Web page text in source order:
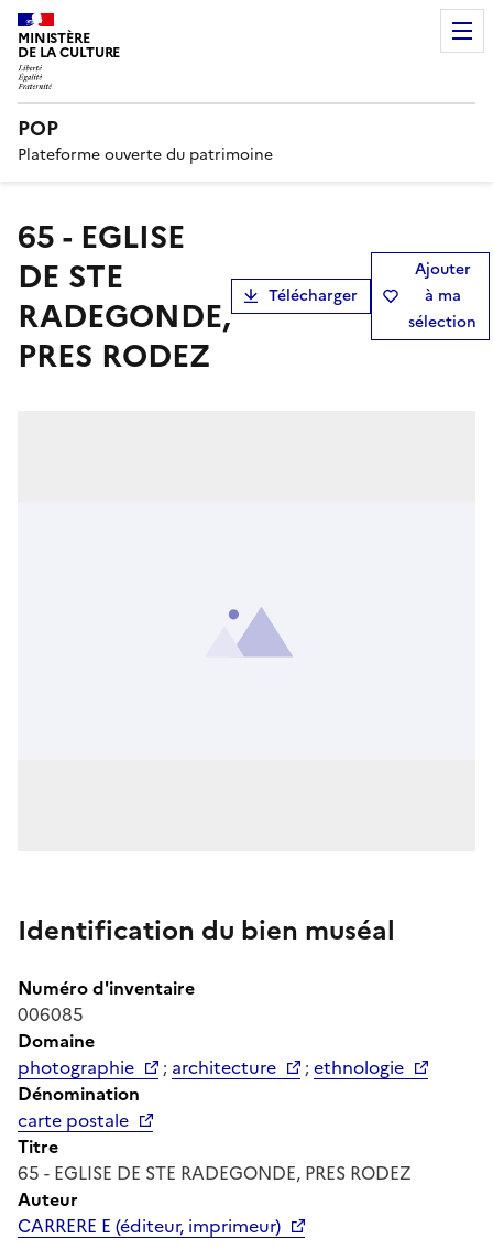
MINISTÈRE
DE LA CULTURE
POP
Plateforme ouverte du patrimoine
65 - EGLISE
DE STE
RADEGONDE,
PRES RODEZ
Télécharger
Ajouter
à ma
sélection
Identification du bien muséal
Numéro d'inventaire
006085
Domaine
photographie
; architecture ;ethnologie
Dénomination
carte postale
Titre
65 - EGLISE DE STE RADEGONDE, PRES RODEZ
Auteur
CARRERE E (éditeur, imprimeur)